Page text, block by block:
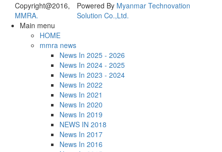
Copyright@2016,
MMRA.
Powered By Myanmar Technovation
Solution Co.,Ltd.
Main menu
HOME
mmra news
News In 2025 - 2026
News In 2024 - 2025
News In 2023 - 2024
News In 2022
News In 2021
News In 2020
News In 2019
NEWS IN 2018
News In 2017
News In 2016